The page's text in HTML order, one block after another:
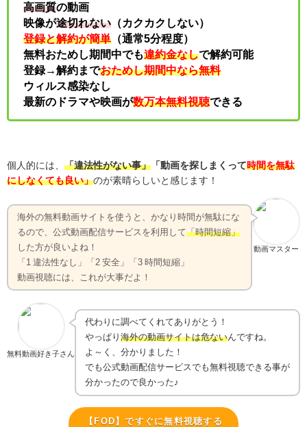
高画質の動画
映像が途切れない （カクカクしない）
登録と解約が簡単 （通常5分程度）
無料おためし期間中でも違約金なしで解約可能
登録→解約までおためし期間中なら無料
ウィルス感染なし
最新のドラマや映画が数万本無料視聴できる
個人的には、 「違法性がない事」 「動画を探しまくって時間を無駄
にしなくても良い」のが素晴らしいと感じます！
動画マスター
海外の無料動画サイトを使うと、かなり時間が無駄にな
るので、公式動画配信サービスを利用して「時間短縮」
した方が良いよね！
「1 違法性なし」「2 安全」「3 時間短縮」
動画視聴には、これが大事だよ！
無料動画好き子さん
代わりに調べてくれてありがとう！
やっぱり 海外の動画サイトは危ないんですね。
よ～く、分かりました！
でも公式動画配信サービスでも無料視聴できる事が
分かったので良かった♪
【FOD】ですぐに無料視聴する